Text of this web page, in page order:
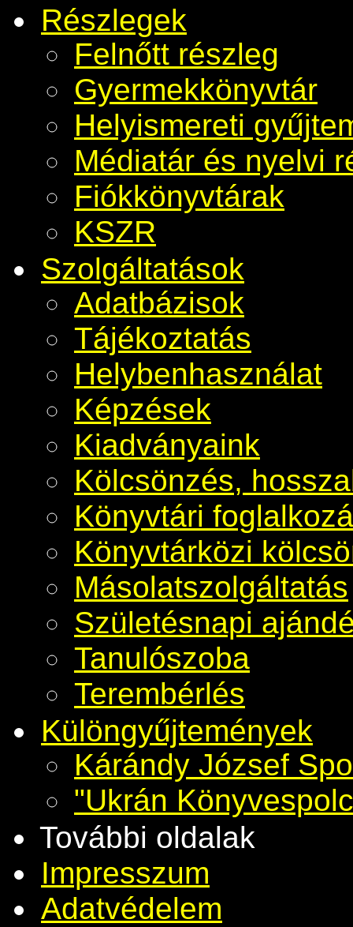
Részlegek
Felnőtt részleg
Gyermekkönyvtár
Helyismereti
Médiatár és nyelvi
Fiókkönyvtárak
KSZR
Szolgáltatások
Adatbázisok
Tájékoztatás
Helybenhasználat
Képzések
Kiadványaink
Kölcsönzés,
Könyvtári
Könyvtárközi
Másolatszolgáltatás
Születésnapi
Tanulószoba
Terembérlés
Különgyűjtemények
Kárándy József
"Ukrán
További oldalak
Impresszum
Adatvédelem